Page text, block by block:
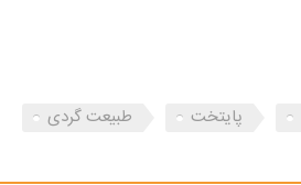
پایتخت
طبیعت گردی